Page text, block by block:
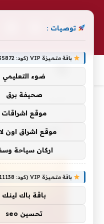
فيسبوك
(Twitter)
» المشمش.
المشمش.
توصيات :
باقة متميزة VIP (كود: AA35872):
ضوء التعليمي
صحيفة برق
موقع اشراقات
موقع اشراق اون
اركان سياحة
باقة متميزة VIP (كود: AA11138):
باقة باك لينك
تحسين seo